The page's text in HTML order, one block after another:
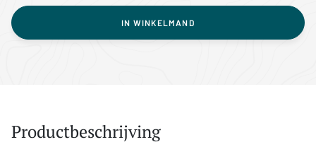
IN WINKELMAND
Productbeschrijving